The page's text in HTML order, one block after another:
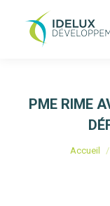
PME RIME
Vous
Accueil